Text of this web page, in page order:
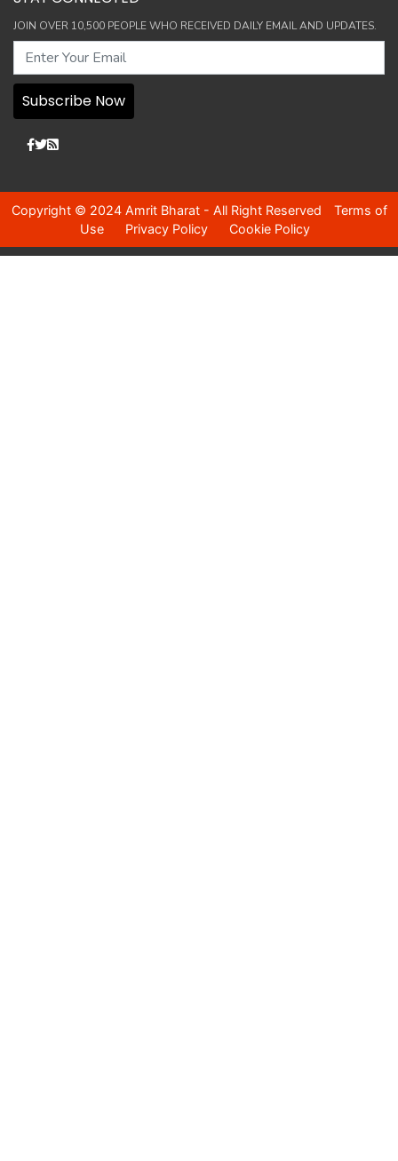
JOIN OVER 10,500 PEOPLE WHO RECEIVED DAILY EMAIL AND UPDATES.
Subscribe Now
Copyright © 2024 Amrit Bharat - All Right Reserved
Terms of
Use
Privacy Policy Cookie Policy